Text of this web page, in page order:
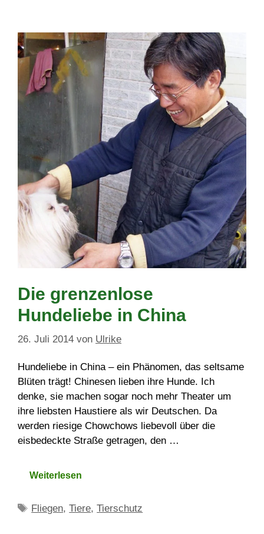
Die grenzenlose
Hundeliebe in China
26. Juli 2014 von Ulrike
Hundeliebe in China – ein Phänomen, das seltsame
Blüten trägt! Chinesen lieben ihre Hunde. Ich
denke, sie machen sogar noch mehr Theater um
ihre liebsten Haustiere als wir Deutschen. Da
werden riesige Chowchows liebevoll über die
eisbedeckte Straße getragen, den …
Weiterlesen
Schlagwörter
Fliegen,Tiere,Tierschutz